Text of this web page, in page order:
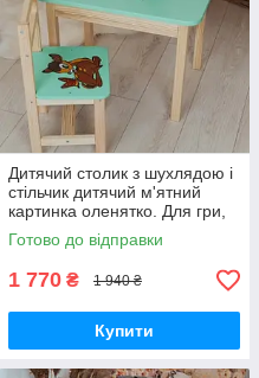
Дитячий столик з шухлядою і
стільчик дитячий м'ятний
картинка оленятко. Для гри,
навчання, малювання.
Готово до відправки
1 770 ₴ 1 940 ₴
Купити